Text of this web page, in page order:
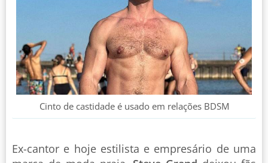
Cinto de castidade é usado em relações BDSM
Ex-cantor e hoje estilista e empresário de uma